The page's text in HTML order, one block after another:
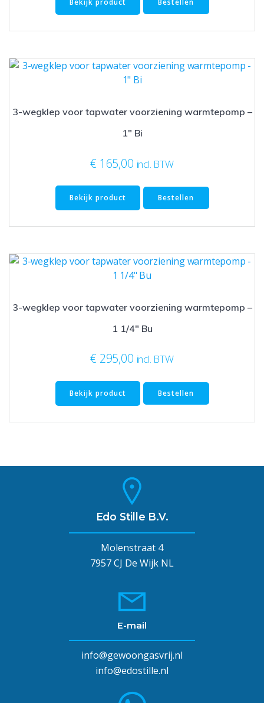
Bekijk product Bestellen
3-wegklep voor tapwater voorziening warmtepomp –
1″ Bi
€ 165,00 incl. BTW
Bekijk product Bestellen
3-wegklep voor tapwater voorziening warmtepomp –
1 1/4″ Bu
€ 295,00 incl. BTW
Bekijk product Bestellen
Edo Stille B.V.
Molenstraat 4
7957 CJ De Wijk NL
E-mail
info@gewoongasvrij.nl
info@edostille.nl